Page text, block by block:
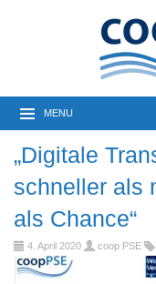
MENU
„Digitale
schneller als
als Chance“
4. April 2020 coop PSE